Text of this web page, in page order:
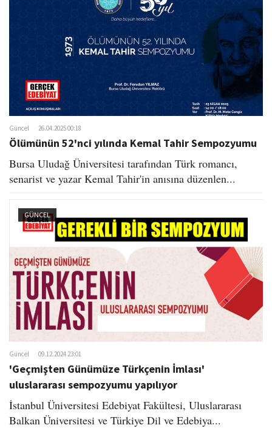
Güncel 26.04.2025 00:18
Ölümünün 52'nci yılında Kemal Tahir Sempozyumu
Bursa Uludağ Üniversitesi tarafından Türk romancı,
senarist ve yazar Kemal Tahir'in anısına düzenlen...
GÜNCEL
Güncel 09.12.2024 23:01
'Geçmişten Günümüze Türkçenin İmlası'
uluslararası sempozyumu yapılıyor
İstanbul Üniversitesi Edebiyat Fakültesi, Uluslararası
Balkan Üniversitesi ve Türkiye Dil ve Edebiya...